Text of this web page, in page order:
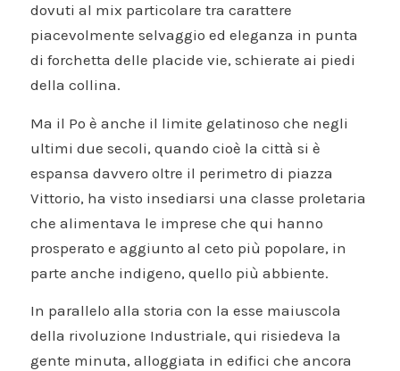
dovuti al mix particolare tra carattere
piacevolmente selvaggio ed eleganza in punta
di forchetta delle placide vie, schierate ai piedi
della collina.
Ma il Po è anche il limite gelatinoso che negli
ultimi due secoli, quando cioè la città si è
espansa davvero oltre il perimetro di piazza
Vittorio, ha visto insediarsi una classe proletaria
che alimentava le imprese che qui hanno
prosperato e aggiunto al ceto più popolare, in
parte anche indigeno, quello più abbiente.
In parallelo alla storia con la esse maiuscola
della rivoluzione Industriale, qui risiedeva la
gente minuta, alloggiata in edifici che ancora